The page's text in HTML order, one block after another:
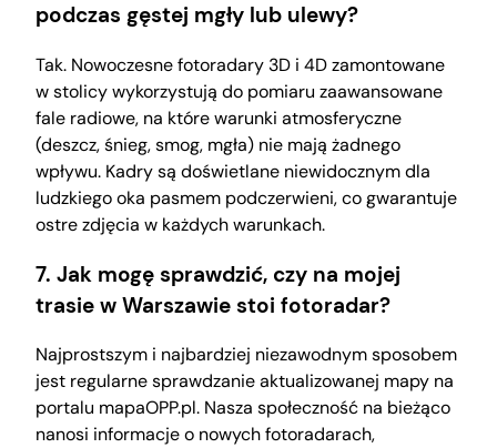
podczas gęstej mgły lub ulewy?
Tak. Nowoczesne fotoradary 3D i 4D zamontowane
w stolicy wykorzystują do pomiaru zaawansowane
fale radiowe, na które warunki atmosferyczne
(deszcz, śnieg, smog, mgła) nie mają żadnego
wpływu. Kadry są doświetlane niewidocznym dla
ludzkiego oka pasmem podczerwieni, co gwarantuje
ostre zdjęcia w każdych warunkach.
7. Jak mogę sprawdzić, czy na mojej
trasie w Warszawie stoi fotoradar?
Najprostszym i najbardziej niezawodnym sposobem
jest regularne sprawdzanie aktualizowanej mapy na
portalu mapaOPP.pl. Nasza społeczność na bieżąco
nanosi informacje o nowych fotoradarach,